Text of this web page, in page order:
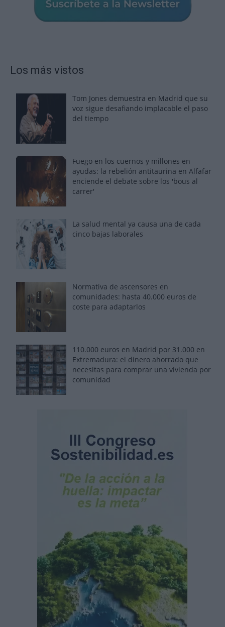
Los más vistos
Tom Jones demuestra en Madrid que su
voz sigue desafiando implacable el paso
del tiempo
Fuego en los cuernos y millones en
ayudas: la rebelión antitaurina en Alfafar
enciende el debate sobre los 'bous al
carrer'
La salud mental ya causa una de cada
cinco bajas laborales
Normativa de ascensores en
comunidades: hasta 40.000 euros de
coste para adaptarlos
110.000 euros en Madrid por 31.000 en
Extremadura: el dinero ahorrado que
necesitas para comprar una vivienda por
comunidad